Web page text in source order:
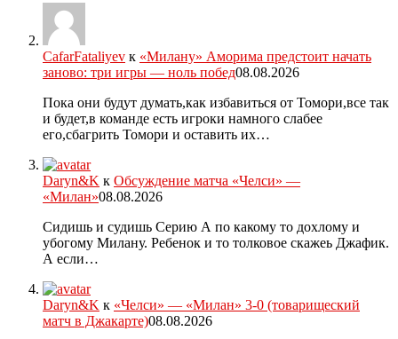
CafarFataliyev к «Милану» Аморима предстоит начать
заново: три игры — ноль побед08.08.2026
Пока они будут думать,как избавиться от Томори,все так
и будет,в команде есть игроки намного слабее
его,сбагрить Томори и оставить их…
Daryn&K к Обсуждение матча «Челси» —
«Милан»08.08.2026
Сидишь и судишь Серию А по какому то дохлому и
убогому Милану. Ребенок и то толковое скажеь Джафик.
А если…
Daryn&K к «Челси» — «Милан» 3-0 (товарищеский
матч в Джакарте)08.08.2026